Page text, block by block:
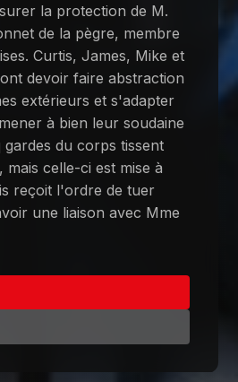
la protection de M.
de la pègre, membre
Curtis, James, Mike et
devoir faire abstraction
extérieurs et s'adapter
à bien leur soudaine
gardes du corps tissent
mais celle-ci est mise à
reçoit l'ordre de tuer
une liaison avec Mme